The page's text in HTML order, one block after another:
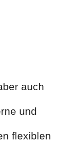
auch
und
flexiblen